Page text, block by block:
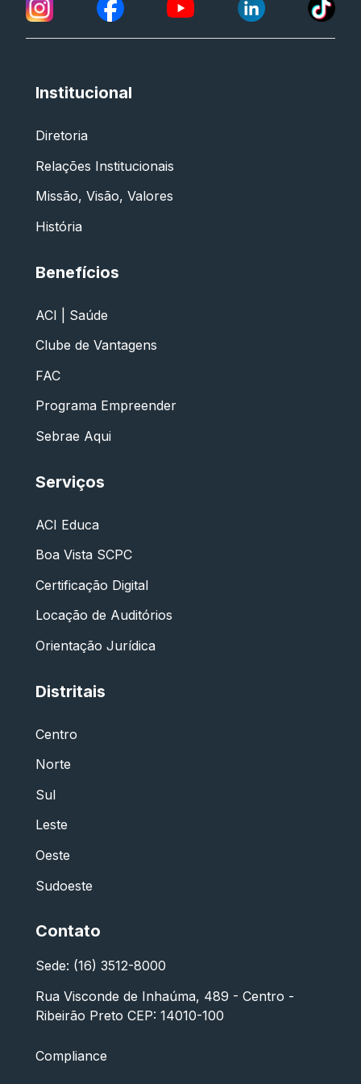
Institucional
Diretoria
Relações Institucionais
Missão, Visão, Valores
História
Benefícios
ACI | Saúde
Clube de Vantagens
FAC
Programa Empreender
Sebrae Aqui
Serviços
ACI Educa
Boa Vista SCPC
Certificação Digital
Locação de Auditórios
Orientação Jurídica
Distritais
Centro
Norte
Sul
Leste
Oeste
Sudoeste
Contato
Sede: (16) 3512-8000
Rua Visconde de Inhaúma, 489 - Centro -
Ribeirão Preto CEP: 14010-100
Compliance